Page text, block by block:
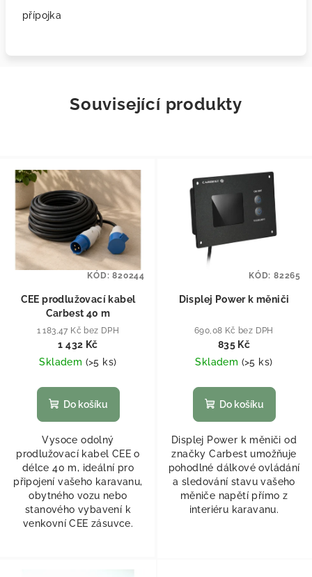
přípojka
Související produkty
CEE prodlužovací kabel
Carbest 40 m
1 183,47 Kč bez DPH
1 432 Kč
Skladem (>5 ks)
Do košíku
Vysoce odolný
prodlužovací kabel CEE o
délce 40 m, ideální pro
připojení vašeho karavanu,
obytného vozu nebo
stanového vybavení k
venkovní CEE zásuvce.
KÓD:820244
Displej Power k měniči
690,08 Kč bez DPH
835 Kč
Skladem (>5 ks)
Do košíku
Displej Power k měniči od
značky Carbest umožňuje
pohodlné dálkové ovládání
a sledování stavu vašeho
měniče napětí přímo z
interiéru karavanu.
KÓD: 82265